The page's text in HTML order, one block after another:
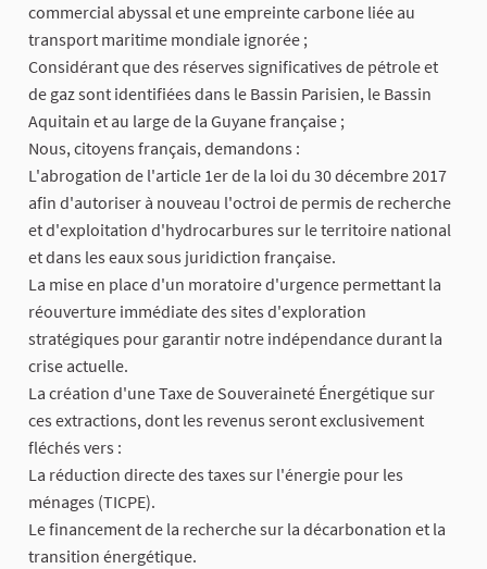
commercial abyssal et une empreinte carbone liée au
transport maritime mondiale ignorée ;
​Considérant que des réserves significatives de pétrole et
de gaz sont identifiées dans le Bassin Parisien, le Bassin
Aquitain et au large de la Guyane française ;
​Nous, citoyens français, demandons :
​L'abrogation de l'article 1er de la loi du 30 décembre 2017
afin d'autoriser à nouveau l'octroi de permis de recherche
et d'exploitation d'hydrocarbures sur le territoire national
et dans les eaux sous juridiction française.
​La mise en place d'un moratoire d'urgence permettant la
réouverture immédiate des sites d'exploration
stratégiques pour garantir notre indépendance durant la
crise actuelle.
​La création d'une Taxe de Souveraineté Énergétique sur
ces extractions, dont les revenus seront exclusivement
fléchés vers :
​La réduction directe des taxes sur l'énergie pour les
ménages (TICPE).
​Le financement de la recherche sur la décarbonation et la
transition énergétique.